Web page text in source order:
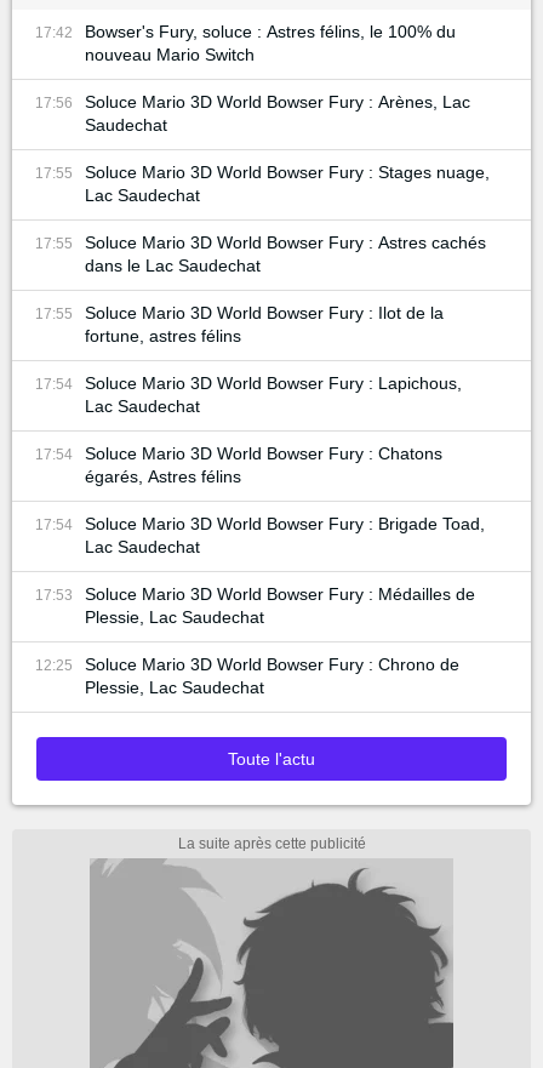
17:42
Bowser's Fury, soluce : Astres félins, le 100% du
nouveau Mario Switch
17:56
Soluce Mario 3D World Bowser Fury : Arènes, Lac
Saudechat
17:55
Soluce Mario 3D World Bowser Fury : Stages nuage,
Lac Saudechat
17:55
Soluce Mario 3D World Bowser Fury : Astres cachés
dans le Lac Saudechat
17:55
Soluce Mario 3D World Bowser Fury : Ilot de la
fortune, astres félins
17:54
Soluce Mario 3D World Bowser Fury : Lapichous,
Lac Saudechat
17:54
Soluce Mario 3D World Bowser Fury : Chatons
égarés, Astres félins
17:54
Soluce Mario 3D World Bowser Fury : Brigade Toad,
Lac Saudechat
17:53
Soluce Mario 3D World Bowser Fury : Médailles de
Plessie, Lac Saudechat
12:25
Soluce Mario 3D World Bowser Fury : Chrono de
Plessie, Lac Saudechat
Toute l'actu